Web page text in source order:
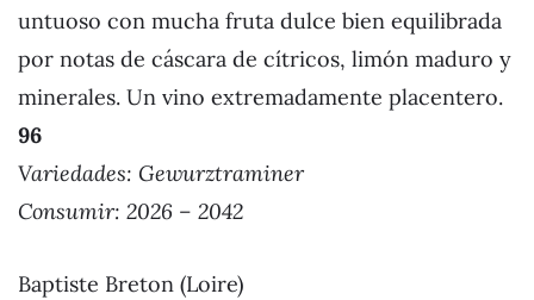
untuoso con mucha fruta dulce bien equilibrada
por notas de cáscara de cítricos, limón maduro y
minerales. Un vino extremadamente placentero.
96
Variedades: Gewurztraminer
Consumir: 2026 – 2042
Baptiste Breton (Loire)